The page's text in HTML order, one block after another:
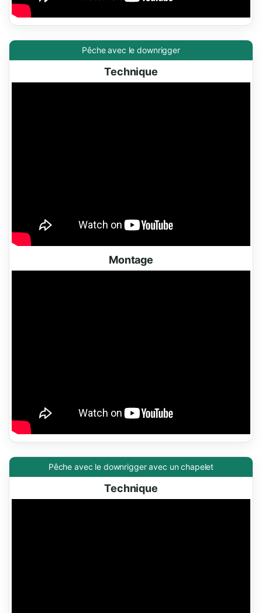
Pêche avec le downrigger
Technique
Montage
Pêche avec le downrigger avec un chapelet
Technique